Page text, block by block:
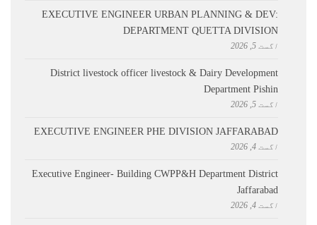
EXECUTIVE ENGINEER URBAN PLANNING & DEV:
DEPARTMENT QUETTA DIVISION
اگست 5, 2026
District livestock officer livestock & Dairy Development
Department Pishin
اگست 5, 2026
EXECUTIVE ENGINEER PHE DIVISION JAFFARABAD
اگست 4, 2026
Executive Engineer- Building CWPP&H Department District
Jaffarabad
اگست 4, 2026